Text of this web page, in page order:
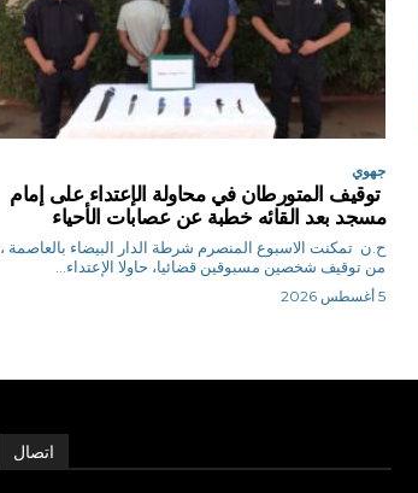
جهوي
توقيف المتورطان في محاولة الإعتداء على إمام
مسجد بعد القائه خطبة عن عصابات الأحياء
ح.ن تمكنت الاسبوع المنصرم شرطة الدار البيضاء بالعاصمة ،
من توقيف شخصين مسبوقين قضائيا، حاولا الإعتداء...
5 أغسطس 2026
اتصال